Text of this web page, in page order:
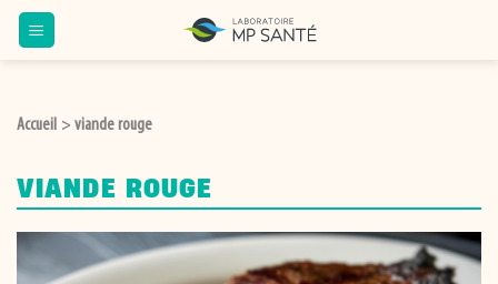
Passer
au
Accueil > viande rouge
VIANDE ROUGE